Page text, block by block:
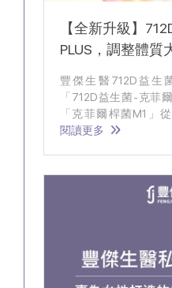
【全新升級】
PLUS，調整體質
豐傑生醫712D益生
「712D益生菌-克菲
「克菲爾桿菌M1」
億，可提高益生菌的
閱讀更多